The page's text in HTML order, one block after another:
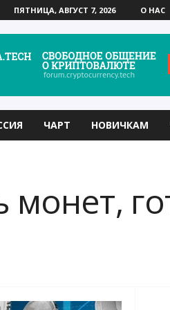
ПЯТНИЦА, АВГУСТ 7, 2026 О НАС
ЧАРТ НОВИЧКАМ
монет,